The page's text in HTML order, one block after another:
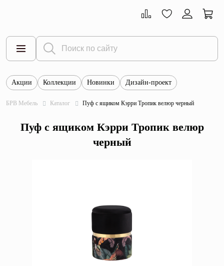
Все товары
Тумбы
Шкафы
Акции Коллекции Новинки Дизайн-проект
БРВ Мебель Каталог Пуф с ящиком Кэрри Тропик велюр черный
Пуф с ящиком Кэрри Тропик велюр
черный